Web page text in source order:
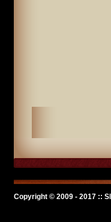
Copyright © 2009 - 2017 ::